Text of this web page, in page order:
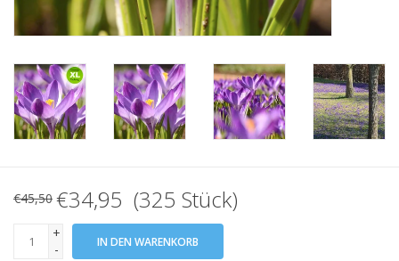
Neuigkeiten
€45,50 €34,95 (325 Stück)
+
-
IN DEN WARENKORB